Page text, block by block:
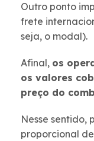
Outro ponto
frete
seja, o modal).
Afinal, os
os valores
preço do
Nesse sentido,
proporcional